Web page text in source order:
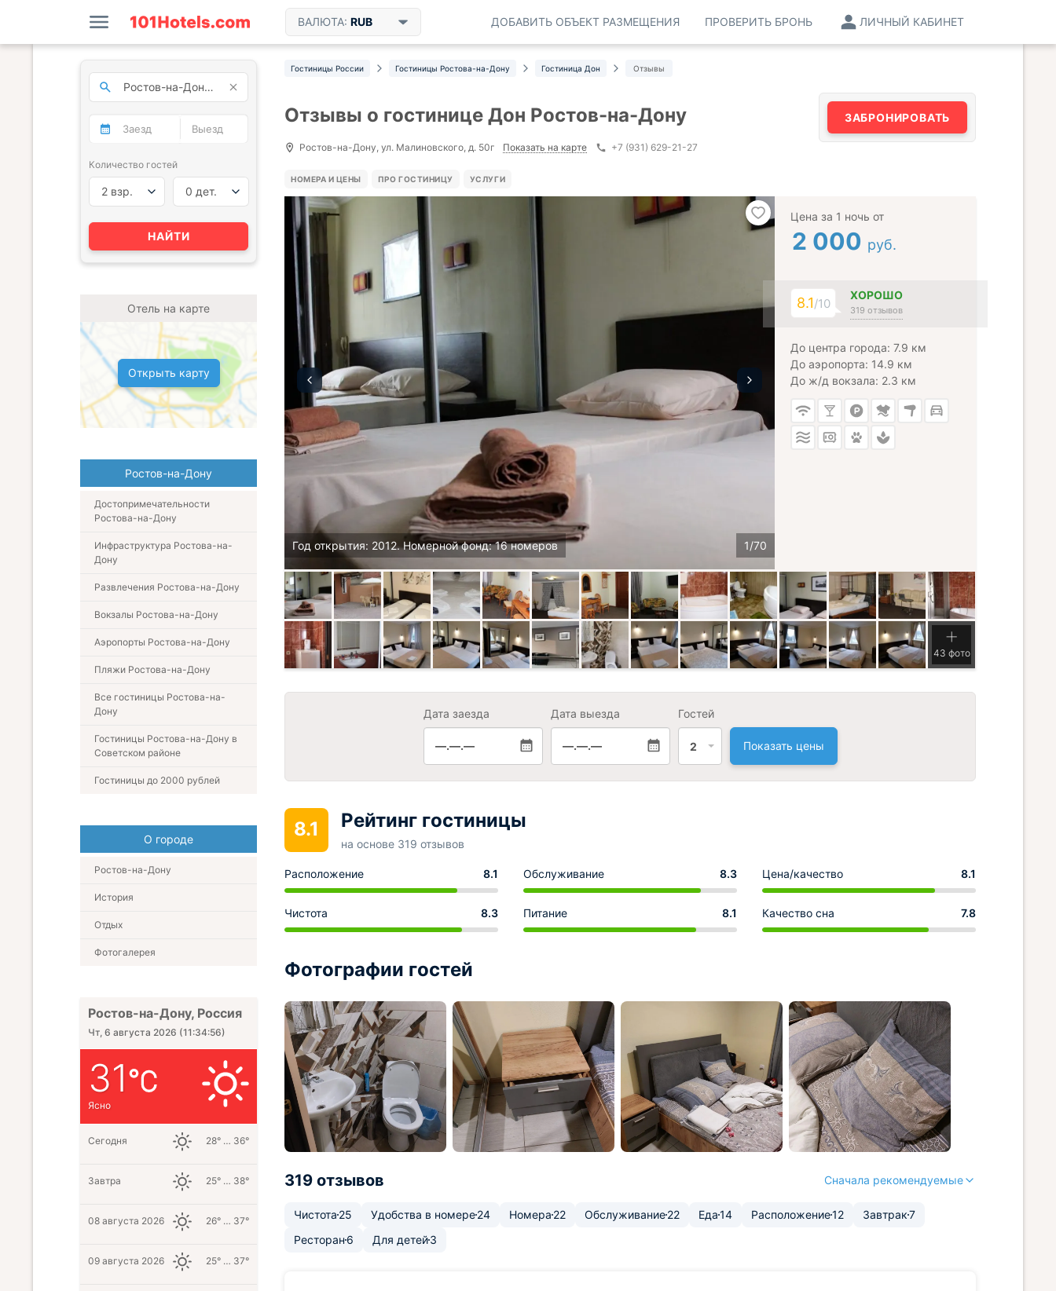
ВАЛЮТА: RUB ЛИЧНЫЙ КАБИНЕТ
ПРОВЕРИТЬ БРОНЬ
ДОБАВИТЬ ОБЪЕКТ РАЗМЕЩЕНИЯ
Гостиницы России Гостиницы Ростова-на-Дону Гостиница Дон Отзывы
Отзывы о гостинице Дон Ростов-на-Дону
Ростов-на-Дону, ул. Малиновского, д. 50г Показать на карте +7 (931) 629-21-27
ЗАБРОНИРОВАТЬ
НОМЕРА И ЦЕНЫ ПРО ГОСТИНИЦУ УСЛУГИ
Год открытия: 2012. Номерной фонд: 16 номеров
Цена за 1 ночь от
2 000 руб.
8.1/10
ХОРОШО
319 отзывов
До центра города: 7.9 км
До аэропорта: 14.9 км
До ж/д вокзала: 2.3 км
43 фото
Дата заезда
—.—.—
Дата выезда
—.—.—
Гостей
2 Показать цены
8.1 Рейтинг гостиницы
на основе 319 отзывов
Расположение 8.1 Обслуживание 8.3 Цена/качество 8.1
Чистота 8.3 Питание 8.1 Качество сна 7.8
Фотографии гостей
319 отзывов Сначала рекомендуемые
Чистота 25 Удобства в номере24 Номера 22 Обслуживание22 Еда14 Расположение12 Завтрак7
Ресторан 6 Для детей3
Количество гостей
2 взр. 0 дет.
НАЙТИ
Отель на карте
Открыть карту
Ростов-на-Дону
Достопримечательности
Ростова-на-Дону
Инфраструктура Ростова-на-
Дону
Развлечения Ростова-на-Дону
Вокзалы Ростова-на-Дону
Аэропорты Ростова-на-Дону
Пляжи Ростова-на-Дону
Все гостиницы Ростова-на-
Дону
Гостиницы Ростова-на-Дону в
Советском районе
Гостиницы до 2000 рублей
О городе
Ростов-на-Дону
История
Отдых
Фотогалерея
Ростов-на-Дону, Россия
Чт, 6 августа 2026 (11:34:57)
31
Ясно
Сегодня 28° … 36°
Завтра 25° … 38°
08 августа 2026 26° … 37°
09 августа 2026 25° … 37°